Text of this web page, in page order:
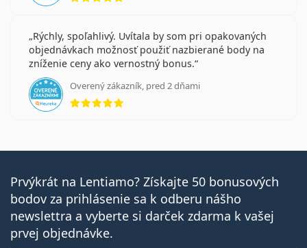
Rýchly, spoľahlivý. Uvítala by som pri opakovaných
objednávkach možnosť použiť nazbierané body na
zníženie ceny ako vernostný bonus.
Overený zákazník, pred 2 dňami
hodnotenie 5 z 5
Prvýkrát na Lentiamo? Získajte 50 bonusových
bodov za prihlásenie sa k odberu nášho
newslettra a vyberte si darček zdarma k vašej
prvej objednávke.